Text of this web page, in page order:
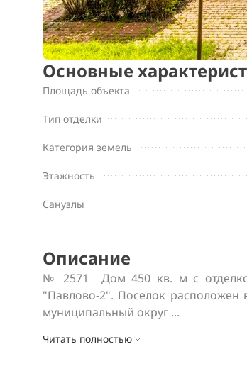
Основные
Площадь объекта
Тип отделки
Категория земель
Этажность
Санузлы
Описание
№ 2571  Дом 450 кв. м с
"Павлово-2". Поселок
муниципальный округ ...
Читать полностью